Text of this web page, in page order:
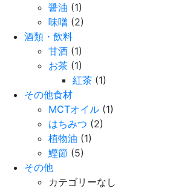
醤油 (1)
味噌 (2)
酒類・飲料
甘酒 (1)
お茶 (1)
紅茶 (1)
その他食材
MCTオイル (1)
はちみつ (2)
植物油 (1)
鰹節 (5)
その他
カテゴリーなし